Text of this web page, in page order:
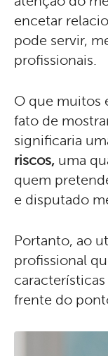
encetar
pode servir,
profissionais.
O que muitos
fato de
significaria
riscos, uma
quem
e disputado
Portanto, ao
profissional
características
frente do